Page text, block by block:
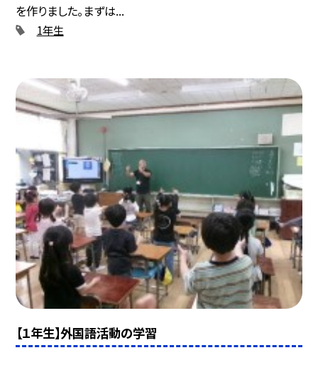
を作りました。まずは...
1年生
【１年生】外国語活動の学習